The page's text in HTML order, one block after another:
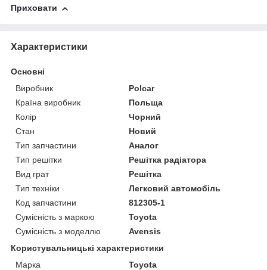
Приховати
Характеристики
Основні
Виробник
Polcar
Країна виробник
Польща
Колір
Чорний
Стан
Новий
Тип запчастини
Аналог
Тип решітки
Решітка радіатора
Вид грат
Решітка
Тип техніки
Легковий автомобіль
Код запчастини
812305-1
Сумісність з маркою
Toyota
Сумісність з моделлю
Avensis
Користувальницькі характеристики
Марка
Toyota